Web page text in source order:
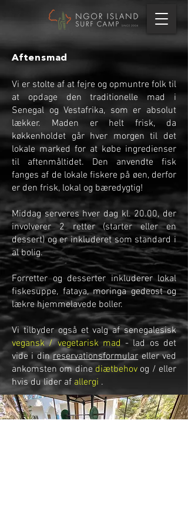
Aftensmad
Vi er stolte af at fejre og opmuntre folk til
at opdage den traditionelle mad i
Senegal og Vestafrika, som er absolut
lækker. Maden er helt frisk, da
køkkenholdet går hver morgen til det
lokale marked for at købe ingredienser
til aftenmåltidet. Den anvendte fisk
fanges af de lokale fiskere på øen, derfor
er den frisk, lokal og bæredygtig!
Middag serveres hver dag kl. 20.00, der
involverer 2 retter (starter eller en
dessert) og er inkluderet som standard i
al bolig.
Forretter og desserter inkluderer lokal
fiskesuppe, fataya, moringa gedeost og
lækre hjemmelavede boller.
Vi tilbyder også et valg af senegalesisk
vegansk / vegetarisk mad - lad os det
vide i dinreservationsformulareller ved
ankomsten om dine diætbehov og / eller
hvis du lider af allergi .